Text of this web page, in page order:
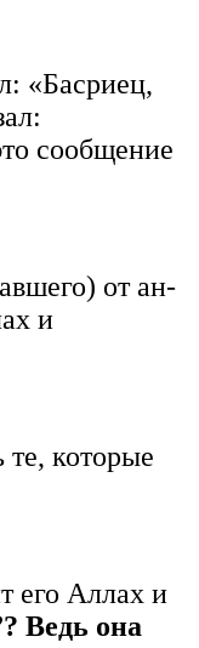
«Басриец,
сообщение
от ан-
и
которые
его Аллах и
Ведь она